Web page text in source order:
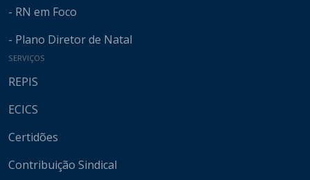
- RN em Foco
- Plano Diretor de Natal
SERVIÇOS
REPIS
ECICS
Certidões
Contribuição Sindical